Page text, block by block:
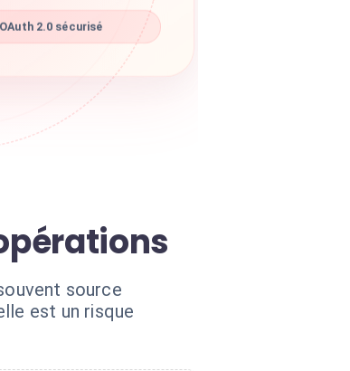
2.0 sécurisé
source
est un risque